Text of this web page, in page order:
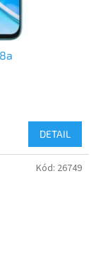
DETAIL
Kód: 26749